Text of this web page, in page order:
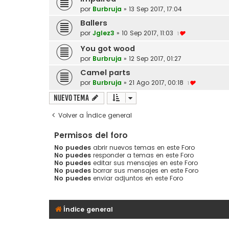
por Burbruja » 13 Sep 2017, 17:04
Ballers
por Jglez3 » 10 Sep 2017, 11:03 1
You got wood
por Burbruja » 12 Sep 2017, 01:27
Camel parts
por Burbruja » 21 Ago 2017, 00:18 1
Nuevo Tema
Volver a Índice general
Permisos del foro
No puedes abrir nuevos temas en este Foro
No puedes responder a temas en este Foro
No puedes editar sus mensajes en este Foro
No puedes borrar sus mensajes en este Foro
No puedes enviar adjuntos en este Foro
Índice general